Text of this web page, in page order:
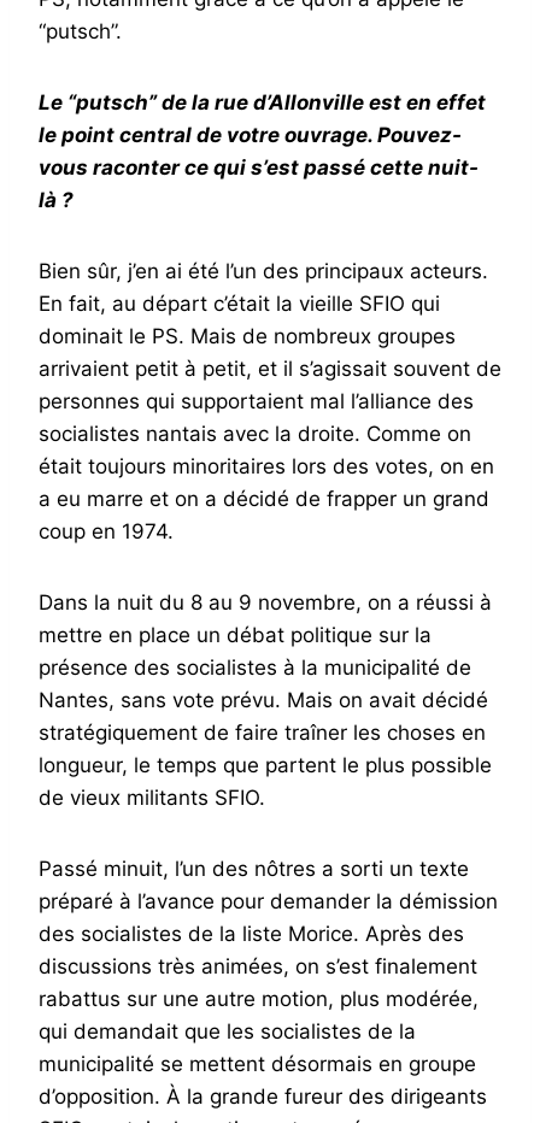
“putsch”.
Le “putsch” de la rue d’Allonville est en effet
le point central de votre ouvrage. Pouvez-
vous raconter ce qui s’est passé cette nuit-
là ?
Bien sûr, j’en ai été l’un des principaux acteurs.
En fait, au départ c’était la vieille SFIO qui
dominait le PS. Mais de nombreux groupes
arrivaient petit à petit, et il s’agissait souvent de
personnes qui supportaient mal l’alliance des
socialistes nantais avec la droite. Comme on
était toujours minoritaires lors des votes, on en
a eu marre et on a décidé de frapper un grand
coup en 1974.
Dans la nuit du 8 au 9 novembre, on a réussi à
mettre en place un débat politique sur la
présence des socialistes à la municipalité de
Nantes, sans vote prévu. Mais on avait décidé
stratégiquement de faire traîner les choses en
longueur, le temps que partent le plus possible
de vieux militants SFIO.
Passé minuit, l’un des nôtres a sorti un texte
préparé à l’avance pour demander la démission
des socialistes de la liste Morice. Après des
discussions très animées, on s’est finalement
rabattus sur une autre motion, plus modérée,
qui demandait que les socialistes de la
municipalité se mettent désormais en groupe
d’opposition. À la grande fureur des dirigeants